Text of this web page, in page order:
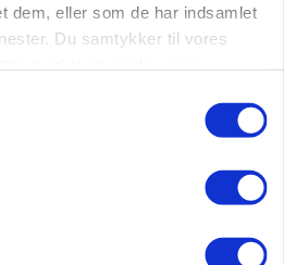
dem, eller som de har indsamlet
Du samtykker til vores
skårlægger afprøves i år